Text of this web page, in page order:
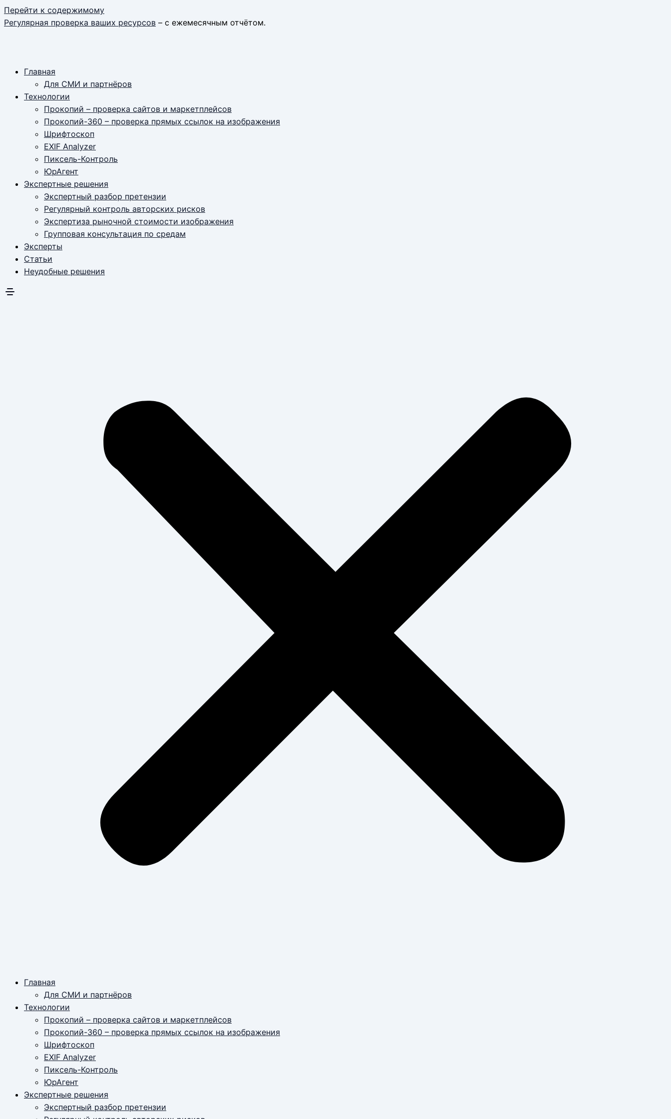
Перейти к содержимому
Регулярная проверка ваших ресурсов – с ежемесячным отчётом.
Главная
Для СМИ и партнёров
Технологии
Прокопий – проверка сайтов и маркетплейсов
Прокопий-360 – проверка прямых ссылок на изображения
Шрифтоскоп
EXIF Analyzer
Пиксель-Контроль
ЮрАгент
Экспертные решения
Экспертный разбор претензии
Регулярный контроль авторских рисков
Экспертиза рыночной стоимости изображения
Групповая консультация по средам
Эксперты
Статьи
Неудобные решения
Главная
Для СМИ и партнёров
Технологии
Прокопий – проверка сайтов и маркетплейсов
Прокопий-360 – проверка прямых ссылок на изображения
Шрифтоскоп
EXIF Analyzer
Пиксель-Контроль
ЮрАгент
Экспертные решения
Экспертный разбор претензии